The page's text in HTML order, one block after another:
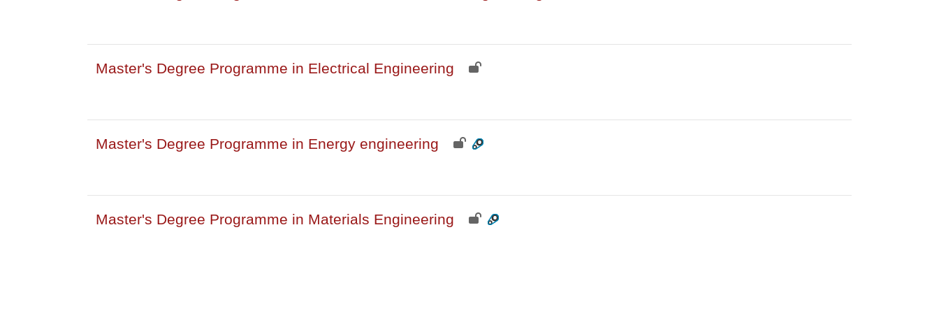
Master's Degree Programme in Electrical Engineering
Master's Degree Programme in Energy engineering
Master's Degree Programme in Materials Engineering